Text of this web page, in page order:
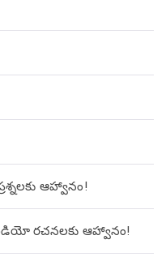
ఆహ్వానం!
రచనలకు ఆహ్వానం!